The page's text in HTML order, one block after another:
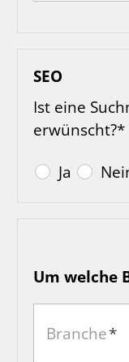
Das
Kunden
SEO
Ist eine
erwünscht?*
Ja
Um welche
Branche*